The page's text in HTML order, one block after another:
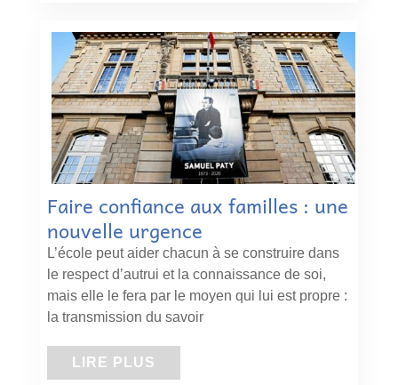
Faire confiance aux familles : une
nouvelle urgence
L’école peut aider chacun à se construire dans
le respect d’autrui et la connaissance de soi,
mais elle le fera par le moyen qui lui est propre :
la transmission du savoir
LIRE PLUS